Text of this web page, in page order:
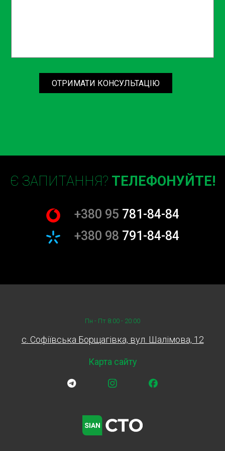
ОТРИМАТИ КОНСУЛЬТАЦІЮ
Є ЗАПИТАННЯ? ТЕЛЕФОНУЙТЕ!
+380 95 781-84-84
+380 98 791-84-84
Пн - Пт 8:00 - 20:00
c. Софіївська Борщагівка, вул. Шалімова, 12
Карта сайту